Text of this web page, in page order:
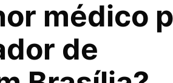
médico
de